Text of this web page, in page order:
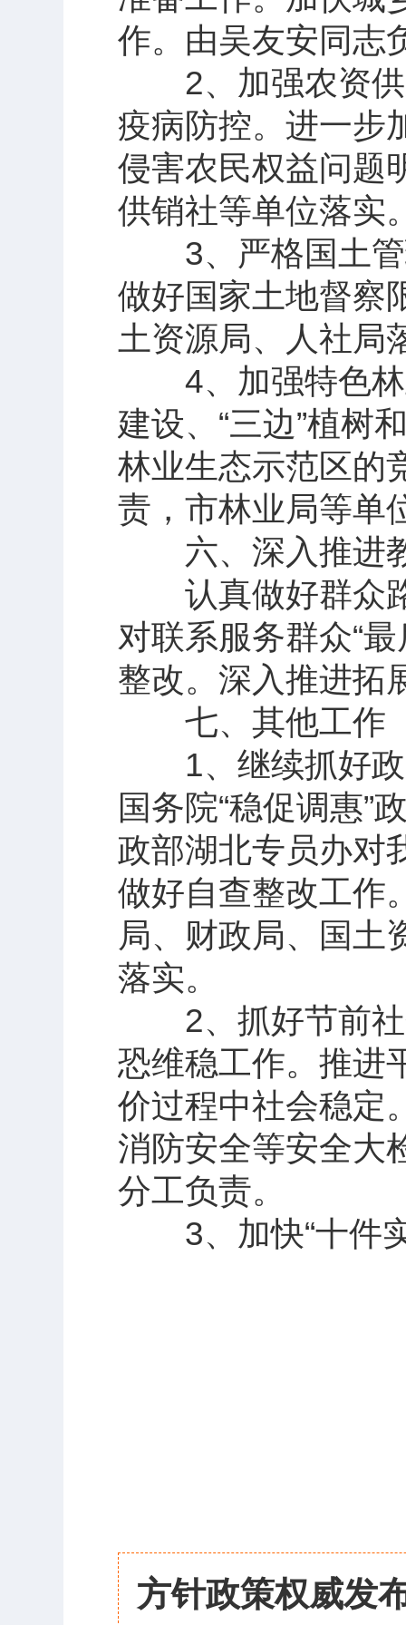
作。由吴友安同志
2、加强农资供
疫病防控。进一步
侵害农民权益问题
供销社等单位落实
3、严格国土管
做好国家土地督察
土资源局、人社局
4、加强特色林
建设、“三边”植树
林业生态示范区的
责，市林业局等单
六、深入推进
认真做好群众路
对联系服务群众“
整改。深入推进拓
七、其他工作
1、继续抓好政
国务院“稳促调惠”
政部湖北专员办对
做好自查整改工作
局、财政局、国土
落实。
2、抓好节前社
恐维稳工作。推进
价过程中社会稳定
消防安全等安全大
分工负责。
3、加快“十件实
方针政策权威发